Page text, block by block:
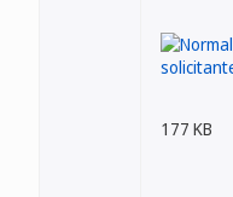
177 KB